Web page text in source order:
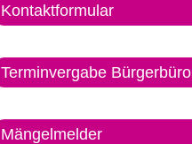
Kontaktformular
Terminvergabe Bürgerbüro
Mängelmelder